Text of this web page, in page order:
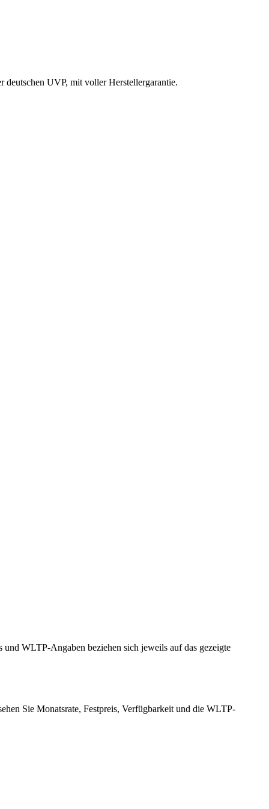
deutschen UVP, mit voller Herstellergarantie.
WLTP-Angaben beziehen sich jeweils auf das gezeigte
Sie Monatsrate, Festpreis, Verfügbarkeit und die WLTP-